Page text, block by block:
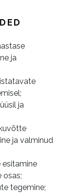
ja
ja
ja valminud
osas;
tegemine;